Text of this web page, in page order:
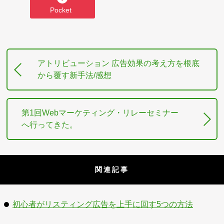
Pocket
アトリビューション 広告効果の考え方を根底
から覆す新手法/感想
第1回Webマーケティング・リレーセミナー
へ行ってきた。
関連記事
初心者がリスティング広告を上手に回す5つの方法